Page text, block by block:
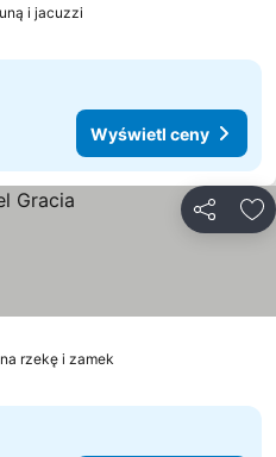
i jacuzzi
Wyświetl ceny
rzekę i zamek